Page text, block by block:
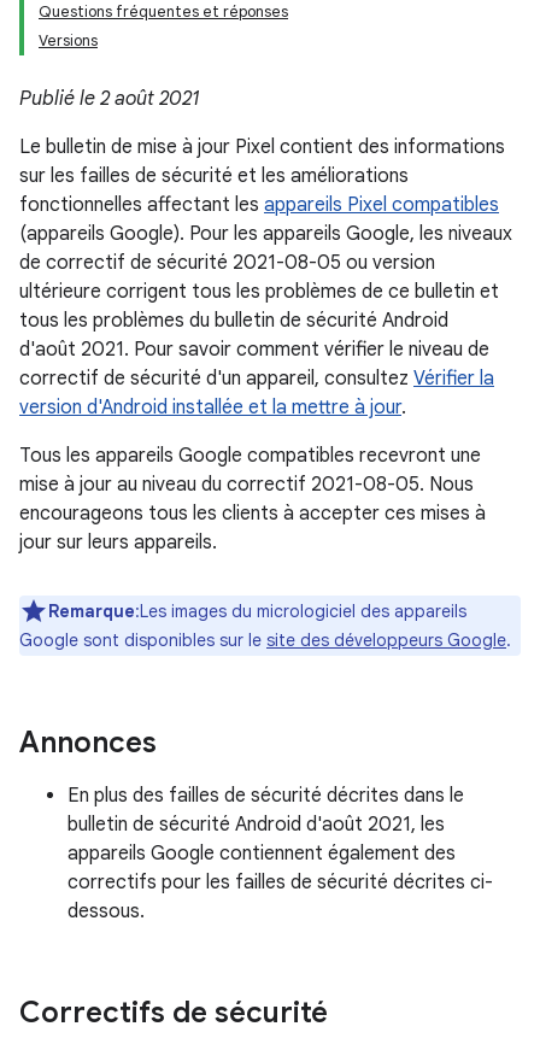
Questions fréquentes et réponses
Versions
Publié le 2 août 2021
Le bulletin de mise à jour Pixel contient des informations
sur les failles de sécurité et les améliorations
fonctionnelles affectant les appareils Pixel compatibles
(appareils Google). Pour les appareils Google, les niveaux
de correctif de sécurité 2021-08-05 ou version
ultérieure corrigent tous les problèmes de ce bulletin et
tous les problèmes du bulletin de sécurité Android
d'août 2021. Pour savoir comment vérifier le niveau de
correctif de sécurité d'un appareil, consultez Vérifier la
version d'Android installée et la mettre à jour.
Tous les appareils Google compatibles recevront une
mise à jour au niveau du correctif 2021-08-05. Nous
encourageons tous les clients à accepter ces mises à
jour sur leurs appareils.
Remarque:Les images du micrologiciel des appareils
Google sont disponibles sur le site des développeurs Google.
Annonces
En plus des failles de sécurité décrites dans le
bulletin de sécurité Android d'août 2021, les
appareils Google contiennent également des
correctifs pour les failles de sécurité décrites ci-
dessous.
Correctifs de sécurité